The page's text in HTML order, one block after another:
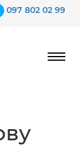
097 802 02 99